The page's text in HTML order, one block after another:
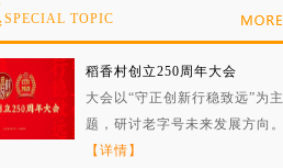
SPECIAL TOPIC
稻香村创立250周年大会
大会以“守正创新行稳致远”为主
题，研讨老字号未来发展方向。
【详情】